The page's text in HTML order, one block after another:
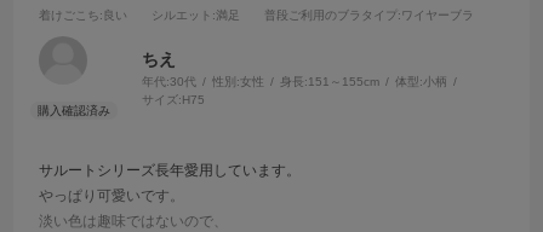
着けごこち:良い シルエット :満足 普段ご利用のブラタイプ :ワイヤーブラ
ちえ
年代:30代 性別:女性 身長:151～155cm 体型:小柄
サイズ:H75
サルートシリーズ長年愛用しています。
やっぱり可愛いです。
淡い色は趣味ではないので、